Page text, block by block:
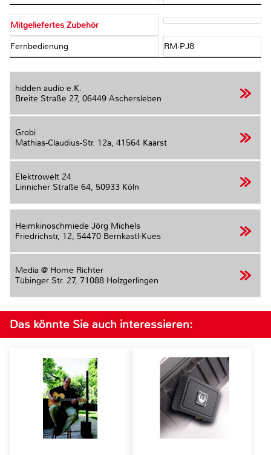
Mitgeliefertes Zubehör
Fernbedienung RM-PJ8
hidden audio e.K.
Breite Straße 27, 06449 Aschersleben
Grobi
Mathias-Claudius-Str. 12a, 41564 Kaarst
Elektrowelt 24
Linnicher Straße 64, 50933 Köln
Heimkinoschmiede Jörg Michels
Friedrichstr, 12, 54470 Bernkastl-Kues
Media @ Home Richter
Tübinger Str. 27, 71088 Holzgerlingen
Das könnte Sie auch interessieren: